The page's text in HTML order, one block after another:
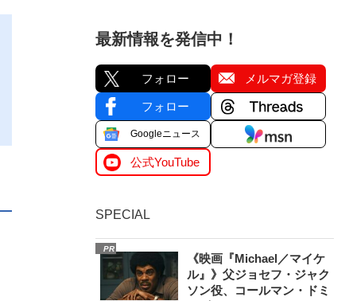
最新情報を発信中！
フォロー メルマガ登録
フォロー
Googleニュース
公式YouTube
SPECIAL
PR
《映画『Michael／マイケ
ル』》父ジョセフ・ジャク
ソン役、コールマン・ドミ